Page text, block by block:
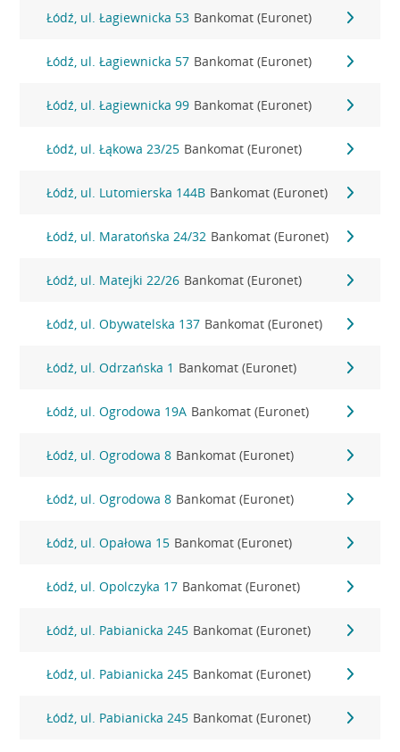
Łódź, ul. Łagiewnicka 53 Bankomat (Euronet)
Łódź, ul. Łagiewnicka 57 Bankomat (Euronet)
Łódź, ul. Łagiewnicka 99 Bankomat (Euronet)
Łódź, ul. Łąkowa 23/25 Bankomat (Euronet)
Łódź, ul. Lutomierska 144B Bankomat (Euronet)
Łódź, ul. Maratońska 24/32 Bankomat (Euronet)
Łódź, ul. Matejki 22/26 Bankomat (Euronet)
Łódź, ul. Obywatelska 137 Bankomat (Euronet)
Łódź, ul. Odrzańska 1 Bankomat (Euronet)
Łódź, ul. Ogrodowa 19A Bankomat (Euronet)
Łódź, ul. Ogrodowa 8 Bankomat (Euronet)
Łódź, ul. Ogrodowa 8 Bankomat (Euronet)
Łódź, ul. Opałowa 15 Bankomat (Euronet)
Łódź, ul. Opolczyka 17 Bankomat (Euronet)
Łódź, ul. Pabianicka 245 Bankomat (Euronet)
Łódź, ul. Pabianicka 245 Bankomat (Euronet)
Łódź, ul. Pabianicka 245 Bankomat (Euronet)